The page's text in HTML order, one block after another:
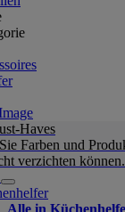
Haves
Farben und
verzichten können.
Alle in